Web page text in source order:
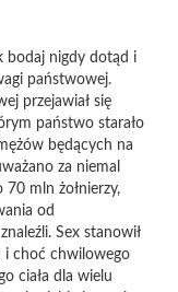
bodaj nigdy dotąd i
państwowej.
przejawiał się
państwo starało
będących na
za niemal
mln żołnierzy,
od
Sex stanowił
i choć chwilowego
ciała dla wielu